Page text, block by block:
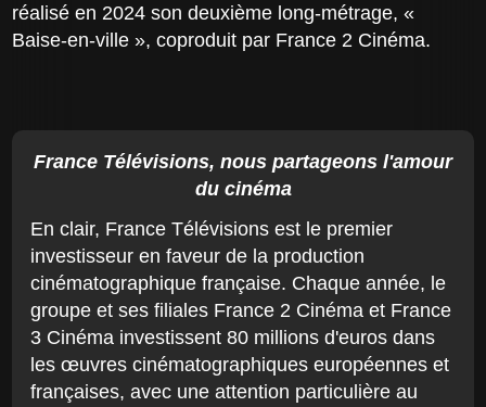
réalisé en 2024 son deuxième long-métrage, «
Baise-en-ville », coproduit par France 2 Cinéma.
France Télévisions, nous partageons l'amour
du cinéma
En clair, France Télévisions est le premier
investisseur en faveur de la production
cinématographique française. Chaque année, le
groupe et ses filiales France 2 Cinéma et France
3 Cinéma investissent 80 millions d'euros dans
les œuvres cinématographiques européennes et
françaises, avec une attention particulière au